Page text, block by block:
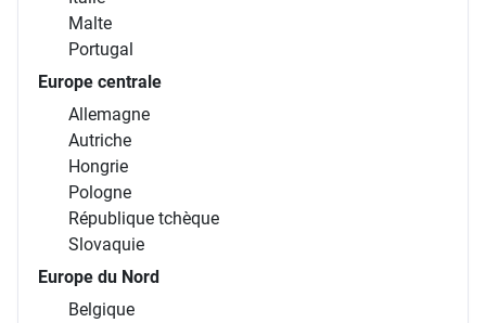
Malte
Portugal
Europe centrale
Allemagne
Autriche
Hongrie
Pologne
République tchèque
Slovaquie
Europe du Nord
Belgique